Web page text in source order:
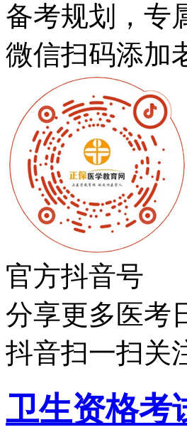
备考规划，专
微信扫码添加
官方抖音号
分享更多医考
抖音扫一扫关
卫生资格考